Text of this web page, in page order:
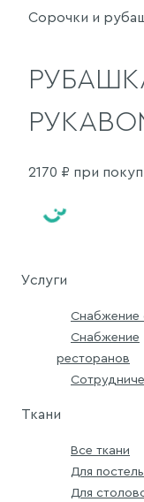
Сорочки и
2170 ₽ при
Услуги
Снабжение
Снабжение
ресторанов
Ткани
Все ткани
Для
Для